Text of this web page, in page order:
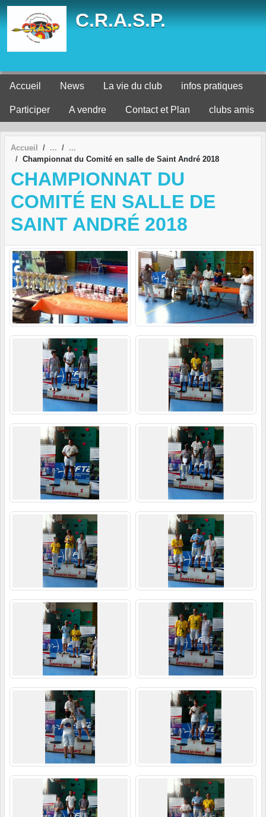
C.R.A.S.P.
Accueil News La vie du club infos pratiques
Participer A vendre Contact et Plan clubs amis
Accueil
Championnat du Comité en salle de Saint André 2018
CHAMPIONNAT DU
COMITÉ EN SALLE DE
SAINT ANDRÉ 2018
Panneau de gestion des cookies